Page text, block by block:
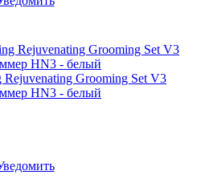
Grooming Set V3
HN3 - белый